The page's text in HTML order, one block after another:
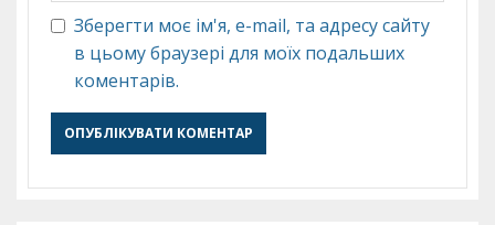
Зберегти моє ім'я, e-mail, та адресу сайту
в цьому браузері для моїх подальших
коментарів.